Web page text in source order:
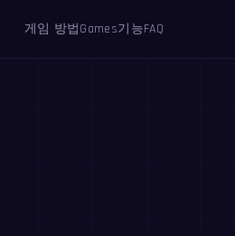
게임 방법Games기능FAQ